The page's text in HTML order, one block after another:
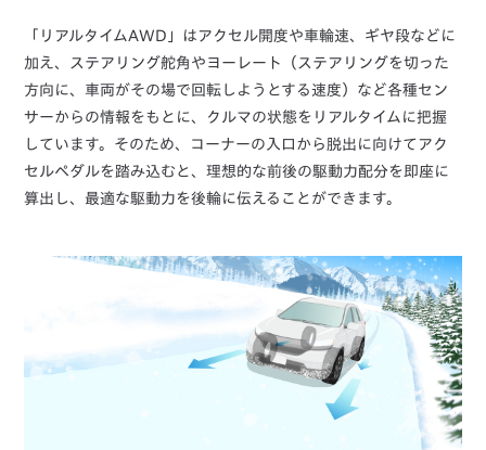
「リアルタイムAWD」はアクセル開度や車輪速、ギヤ段などに
加え、ステアリング舵角やヨーレート（ステアリングを切った
方向に、車両がその場で回転しようとする速度）など各種セン
サーからの情報をもとに、クルマの状態をリアルタイムに把握
しています。そのため、コーナーの入口から脱出に向けてアク
セルペダルを踏み込むと、理想的な前後の駆動力配分を即座に
算出し、最適な駆動力を後輪に伝えることができます。